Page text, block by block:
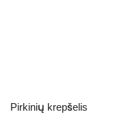
Pirkinių krepšelis